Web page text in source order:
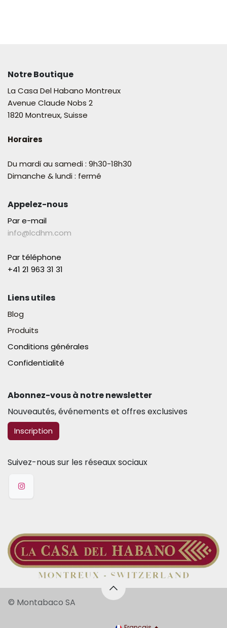
Notre Boutique
La Casa Del Habano Montreux
Avenue Claude Nobs 2
1820 Montreux, Suisse
Horaires
Du mardi au samedi : 9h30-18h30
Dimanche & lundi : fermé
Appelez-nous
Par e-mail
info@lcdhm.com
Par téléphone
+41 21 963 31 31​
Liens utiles
Blog
Produits
Conditions générales
Confidentialité
Abonnez-vous à notre newsletter​
Nouveautés, événements et offres exclusives
​​​​Inscription
Suivez-nous sur les réseaux sociaux
© Montabaco SA